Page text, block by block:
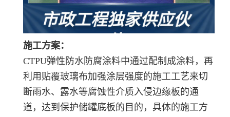
施工方案：
CTPU弹性防水防腐涂料中通过配制成涂料，再
利用贴覆玻璃布加强涂层强度的施工工艺来切
断雨水、露水等腐蚀性介质入侵边缘板的通
道，达到保护储罐底板的目的，具体的施工方